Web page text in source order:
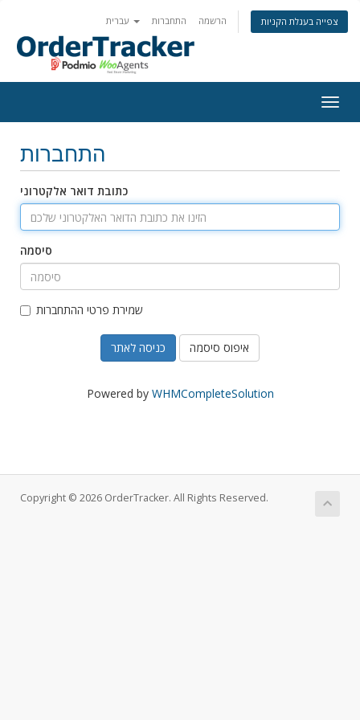
התחברות הרשמה צפייה בעגלת הקניות
התחברות
כתובת דואר אלקטרוני
סיסמה
שמירת פרטי ההתחברות
איפוס סיסמה
Powered by WHMCompleteSolution
Copyright © 2026 OrderTracker. All Rights Reserved.